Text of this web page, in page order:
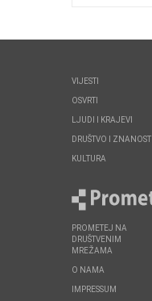
VIJESTI
OSVRTI
LJUDI I KRAJEVI
DRUŠTVO I ZNANOST
KULTURA
PROMETEJ NA
DRUŠTVENIM
MREŽAMA
O NAMA
IMPRESSUM